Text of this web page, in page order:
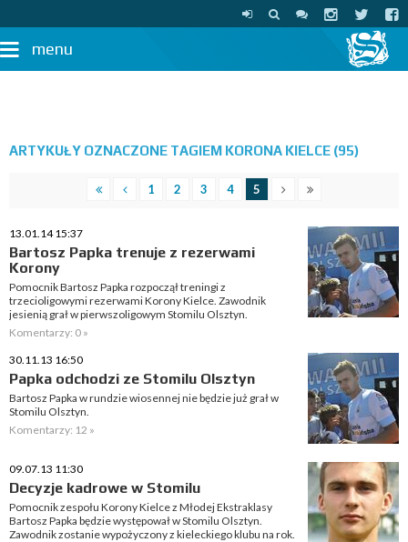
menu
ARTYKUŁY OZNACZONE TAGIEM KORONA KIELCE (95)
1 2 3 4 5
13.01.14 15:37
Bartosz Papka trenuje z rezerwami
Korony
Pomocnik Bartosz Papka rozpoczął treningi z
trzecioligowymi rezerwami Korony Kielce. Zawodnik
jesienią grał w pierwszoligowym Stomilu Olsztyn.
Komentarzy: 0 »
30.11.13 16:50
Papka odchodzi ze Stomilu Olsztyn
Bartosz Papka w rundzie wiosennej nie będzie już grał w
Stomilu Olsztyn.
Komentarzy: 12 »
09.07.13 11:30
Decyzje kadrowe w Stomilu
Pomocnik zespołu Korony Kielce z Młodej Ekstraklasy
Bartosz Papka będzie występował w Stomilu Olsztyn.
Zawodnik zostanie wypożyczony z kieleckiego klubu na rok.